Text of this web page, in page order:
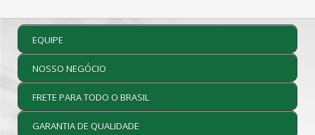
EQUIPE
NOSSO NEGÓCIO
FRETE PARA TODO O BRASIL
GARANTIA DE QUALIDADE